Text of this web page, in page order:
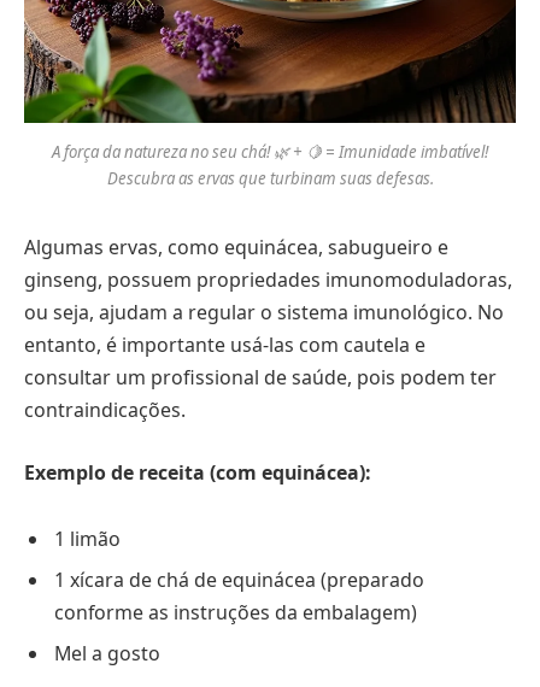
A força da natureza no seu chá! 🌿 + 🍋 = Imunidade imbatível!
Descubra as ervas que turbinam suas defesas.
Algumas ervas, como equinácea, sabugueiro e
ginseng, possuem propriedades imunomoduladoras,
ou seja, ajudam a regular o sistema imunológico. No
entanto, é importante usá-las com cautela e
consultar um profissional de saúde, pois podem ter
contraindicações.
Exemplo de receita (com equinácea):
1 limão
1 xícara de chá de equinácea (preparado
conforme as instruções da embalagem)
Mel a gosto